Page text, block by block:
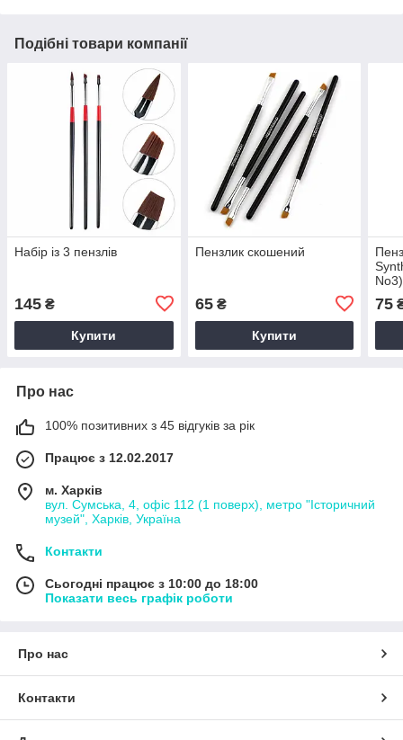
Подібні товари компанії
Набір із 3 пензлів
145 ₴
Купити
Пензлик скошений
65₴
Купити
No3)
75
Про нас
100% позитивних з 45 відгуків за рік
Працює з 12.02.2017
м. Харків
вул. Сумська, 4, офіс 112 (1 поверх), метро "Історичний
музей", Харків, Україна
Контакти
Сьогодні працює з 10:00 до 18:00
Показати весь графік роботи
Про нас
Контакти